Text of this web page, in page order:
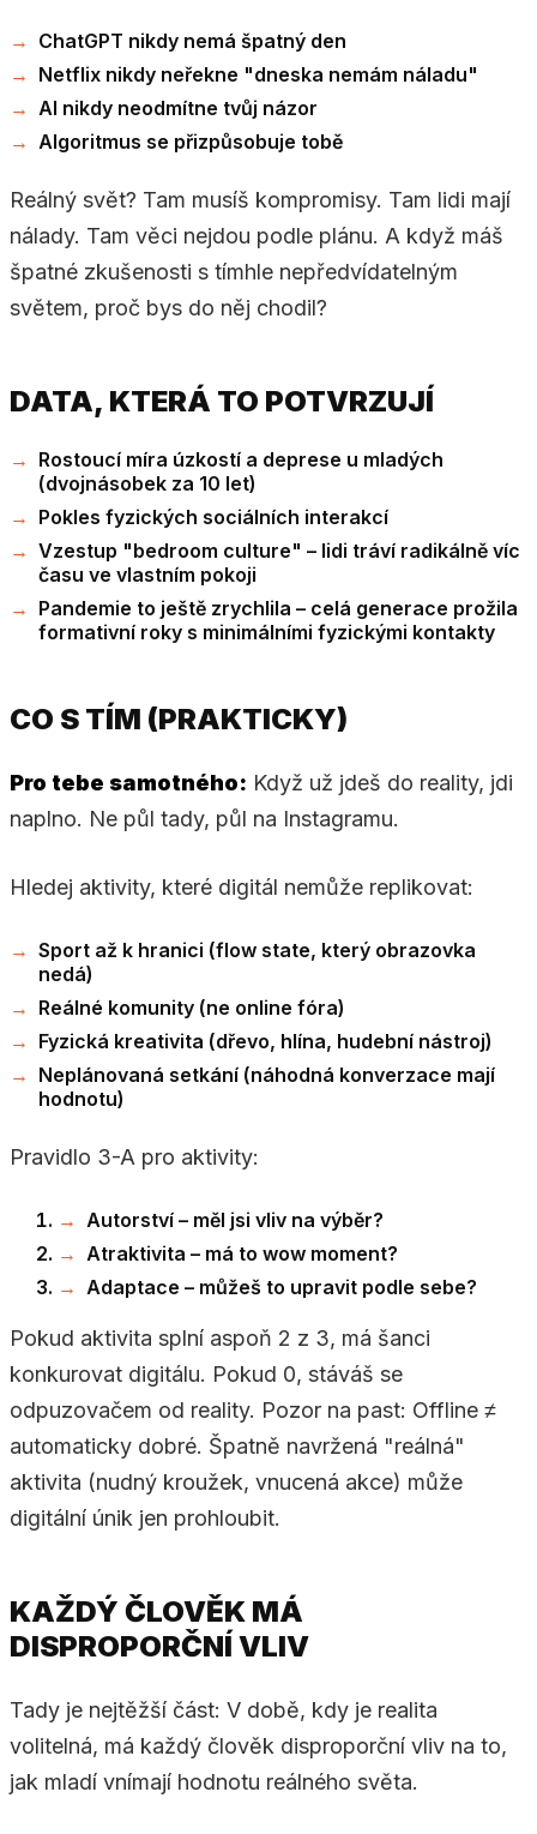
ChatGPT nikdy nemá špatný den
Netflix nikdy neřekne "dneska nemám náladu"
AI nikdy neodmítne tvůj názor
Algoritmus se přizpůsobuje tobě
Reálný svět? Tam musíš kompromisy. Tam lidi mají
nálady. Tam věci nejdou podle plánu. A když máš
špatné zkušenosti s tímhle nepředvídatelným
světem, proč bys do něj chodil?
DATA, KTERÁ TO POTVRZUJÍ
Rostoucí míra úzkostí a deprese u mladých
(dvojnásobek za 10 let)
Pokles fyzických sociálních interakcí
Vzestup "bedroom culture" – lidi tráví radikálně víc
času ve vlastním pokoji
Pandemie to ještě zrychlila – celá generace prožila
formativní roky s minimálními fyzickými kontakty
CO S TÍM (PRAKTICKY)
Pro tebe samotného: Když už jdeš do reality, jdi
naplno. Ne půl tady, půl na Instagramu.
Hledej aktivity, které digitál nemůže replikovat:
Sport až k hranici (flow state, který obrazovka
nedá)
Reálné komunity (ne online fóra)
Fyzická kreativita (dřevo, hlína, hudební nástroj)
Neplánovaná setkání (náhodná konverzace mají
hodnotu)
Pravidlo 3-A pro aktivity:
Autorství – měl jsi vliv na výběr?
Atraktivita – má to wow moment?
Adaptace – můžeš to upravit podle sebe?
Pokud aktivita splní aspoň 2 z 3, má šanci
konkurovat digitálu. Pokud 0, stáváš se
odpuzovačem od reality. Pozor na past: Offline ≠
automaticky dobré. Špatně navržená "reálná"
aktivita (nudný kroužek, vnucená akce) může
digitální únik jen prohloubit.
KAŽDÝ ČLOVĚK MÁ
DISPROPORČNÍ VLIV
Tady je nejtěžší část: V době, kdy je realita
volitelná, má každý člověk disproporční vliv na to,
jak mladí vnímají hodnotu reálného světa.